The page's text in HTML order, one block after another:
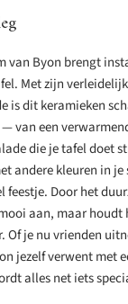
van Byon brengt
Met zijn
is dit keramieken
van een
die je tafel doet
andere kleuren in je
feestje. Door het
aan, maar houdt
Of je nu vrienden
jezelf verwent met
alles net iets